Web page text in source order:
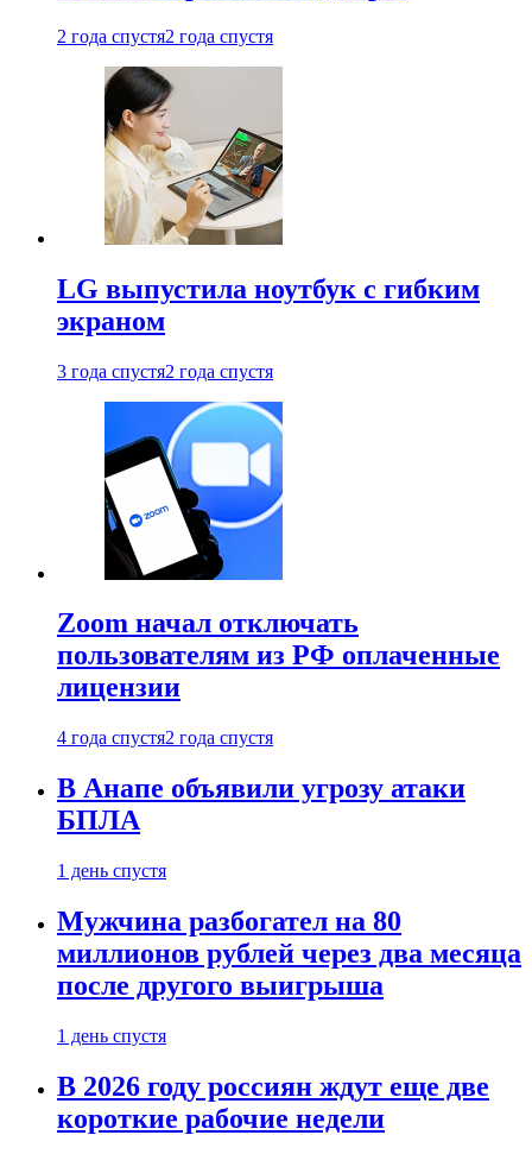
2 года спустя2 года спустя
LG выпустила ноутбук с гибким
экраном
3 года спустя2 года спустя
Zoom начал отключать
пользователям из РФ оплаченные
лицензии
4 года спустя2 года спустя
В Анапе объявили угрозу атаки
БПЛА
1 день спустя
Мужчина разбогател на 80
миллионов рублей через два месяца
после другого выигрыша
1 день спустя
В 2026 году россиян ждут еще две
короткие рабочие недели